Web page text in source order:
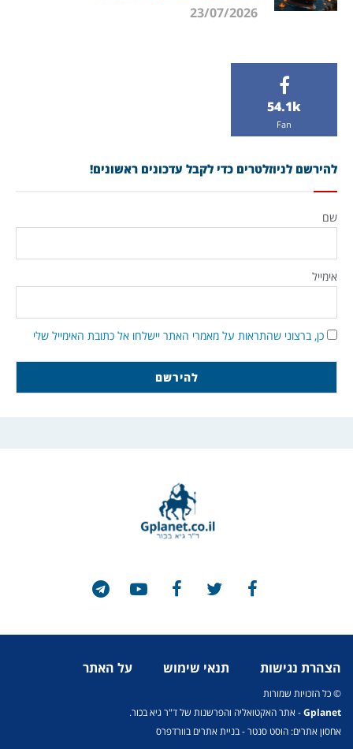
54.1k
Fan
להירשם לניוזלטרים כדי לקבל עדכונים ראשונים!
שם
אימייל
כן, ברצוני שהתראות על מאמרי האתר יישלחו אל כתובת האימייל שלי
הצהרת נגישות תנאי שימוש על האתר
© כל הזכויות שמורות
Gplanet- אתר האקטואליה והפרשנות של ד"ר גיא בכור.
אחסון אתרים: הוסט סנטר-בניית אתרים בוורדפרס